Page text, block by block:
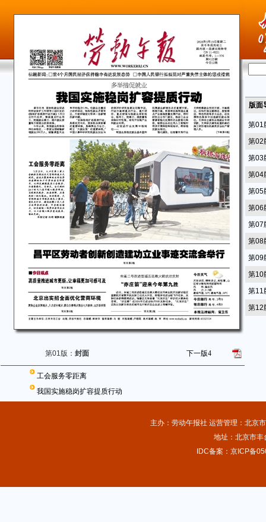
第01版： 封面 下一版4
工会服务零距离
我国实施稳岗扩容提质行动
版面
第01
第02
第03
第04
第05
第06
第07
第08
第09
第10
第11
第12
主办：劳动午报社 运营管理：北京
地址：北京市
IDC备案：京ICP备